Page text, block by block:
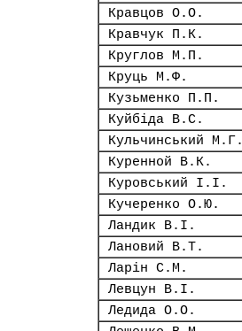
Кравцов О.О.
Кравчук П.К.
Круглов М.П.
Круць М.Ф.
Кузьменко П.П.
Куйбіда В.С.
Кульчинський М.Г.
Куренной В.К.
Куровський І.І.
Кучеренко О.Ю.
Ландик В.І.
Лановий В.Т.
Ларін С.М.
Левцун В.І.
Ледида О.О.